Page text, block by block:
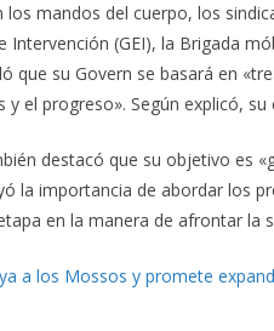
los mandos del cuerpo, los
Intervención (GEI), la Brigada
que su Govern se basará en
y el progreso». Según explicó,
destacó que su objetivo es
la importancia de abordar los
en la manera de afrontar la
a los Mossos y promete